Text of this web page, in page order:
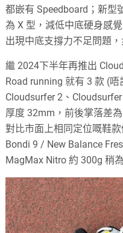
都嵌有 Speedboard；新型
為 X 型，減低中底硬身感
出現中底支撐力不足問題
繼 2024下半年再推出
Road running 就有 3 款 (
Cloudsurfer 2、
厚度 32mm，前後掌落差
對比市面上相同定位嘅鞋
Bondi 9 / New Balance
MagMax Nitro 約 300g 稍